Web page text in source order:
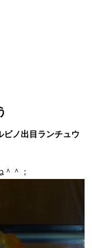
ビノ出目ランチュウ
＾；